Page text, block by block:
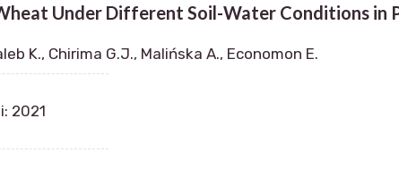
Under Different Soil-Water Conditions in
K., Chirima G.J., Malińska A., Economon E.
2021